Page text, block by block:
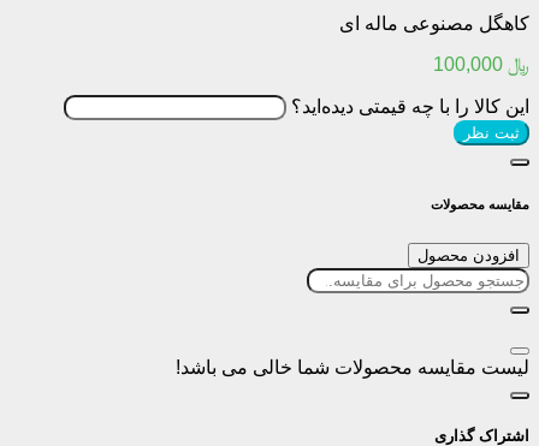
کاهگل مصنوعی ماله ای
﷼
این کالا را با چه قیمتی دیده‌اید؟
ثبت نظر
مقایسه محصولات
افزودن محصول
لیست مقایسه محصولات شما خالی می باشد!
اشتراک گذاری